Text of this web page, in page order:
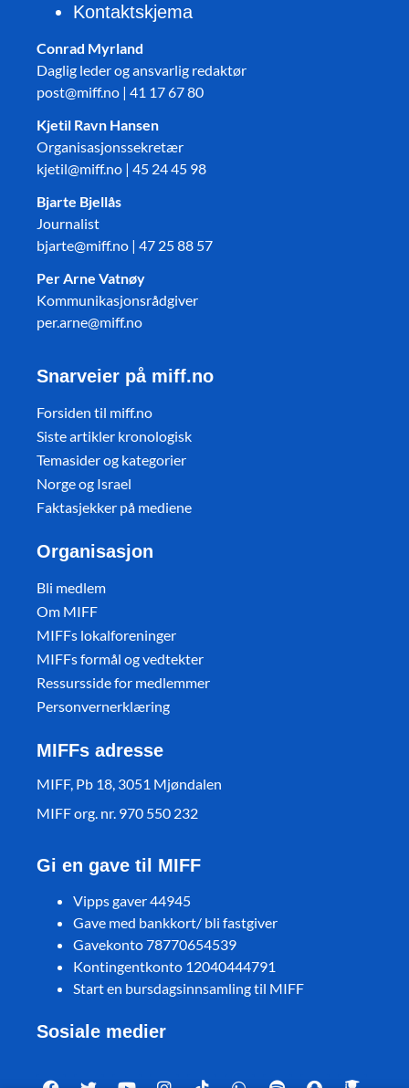
Kontaktskjema
Conrad Myrland
Daglig leder og ansvarlig redaktør
post@miff.no | 41 17 67 80
Kjetil Ravn Hansen
Organisasjonssekretær
kjetil@miff.no | 45 24 45 98
Bjarte Bjellås
Journalist
bjarte@miff.no | 47 25 88 57
Per Arne Vatnøy
Kommunikasjonsrådgiver
per.arne@miff.no
Snarveier på miff.no
Forsiden til miff.no
Siste artikler kronologisk
Temasider og kategorier
Norge og Israel
Faktasjekker på mediene
Organisasjon
Bli medlem
Om MIFF
MIFFs lokalforeninger
MIFFs formål og vedtekter
Ressursside for medlemmer
Personvernerklæring
MIFFs adresse
MIFF, Pb 18, 3051 Mjøndalen
MIFF org. nr. 970 550 232
Gi en gave til MIFF
Vipps gaver 44945
Gave med bankkort/ bli fastgiver
Gavekonto 78770654539
Kontingentkonto 12040444791
Start en bursdagsinnsamling til MIFF
Sosiale medier